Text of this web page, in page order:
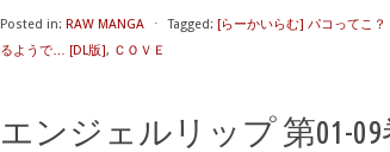
Posted in: RAW MANGA ⋅ Tagged: [らーかいらむ] パコってこ
るようで… [DL版], ＣＯＶＥ
エンジェルリップ 第01-09